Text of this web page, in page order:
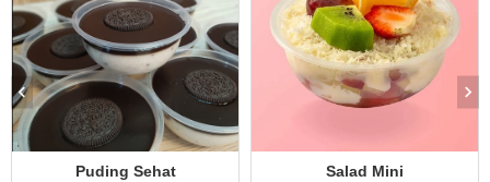
Puding Sehat Salad Mini